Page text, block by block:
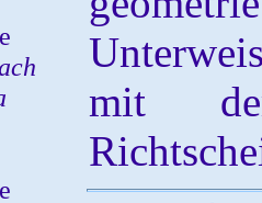
mit